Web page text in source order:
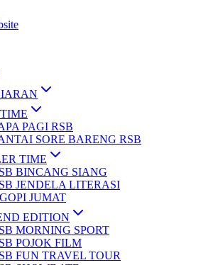
PAGI RSB
SORE BARENG RSB
TIME
BINCANG SIANG
JENDELA LITERASI
JUMAT
EDITION
MORNING SPORT
POJOK FILM
FUN TRAVEL TOUR